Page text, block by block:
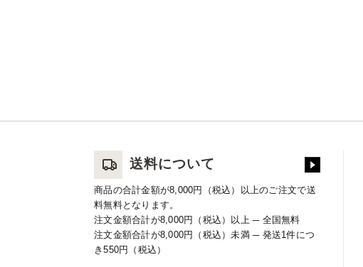
送料について
商品の合計金額が8,000円（税込）以上のご注文で送
料無料となります。
注文金額合計が8,000円（税込）以上 ─ 全国無料
注文金額合計が8,000円（税込）未満 ─ 発送1件につ
き550円（税込）